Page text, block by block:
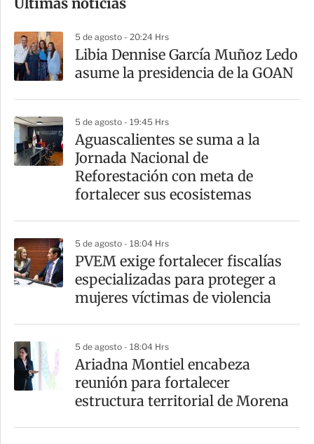
m
a
r
t
r
5 de agosto - 20:24 Hrs
Libia Dennise García Muñoz Ledo
asume la presidencia de la GOAN
5 de agosto - 19:45 Hrs
Aguascalientes se suma a la
Jornada Nacional de
Reforestación con meta de
fortalecer sus ecosistemas
5 de agosto - 18:04 Hrs
PVEM exige fortalecer fiscalías
especializadas para proteger a
mujeres víctimas de violencia
5 de agosto - 18:04 Hrs
Ariadna Montiel encabeza
reunión para fortalecer
estructura territorial de Morena